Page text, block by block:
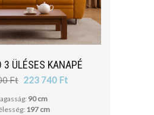
3 ÜLÉSES KANAPÉ
Ft 223 740 Ft
90 cm
197 cm